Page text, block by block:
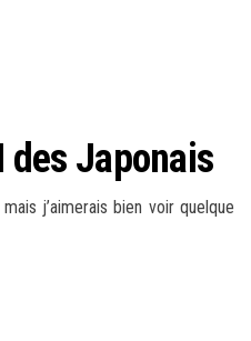
des Japonais
j’aimerais bien voir quelque